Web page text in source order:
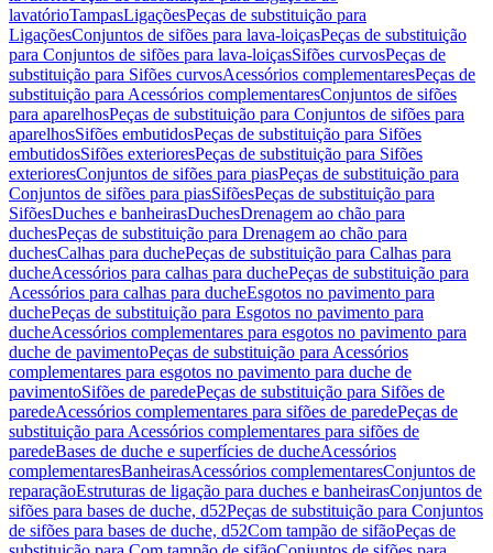
lavatórioTampasLigaçõesPeças de substituição para
LigaçõesConjuntos de sifões para lava-loiçasPeças de substituição
para Conjuntos de sifões para lava-loiçasSifões curvosPeças de
substituição para Sifões curvosAcessórios complementaresPeças de
substituição para Acessórios complementaresConjuntos de sifões
para aparelhosPeças de substituição para Conjuntos de sifões para
aparelhosSifões embutidosPeças de substituição para Sifões
embutidosSifões exterioresPeças de substituição para Sifões
exterioresConjuntos de sifões para piasPeças de substituição para
Conjuntos de sifões para piasSifõesPeças de substituição para
SifõesDuches e banheirasDuchesDrenagem ao chão para
duchesPeças de substituição para Drenagem ao chão para
duchesCalhas para duchePeças de substituição para Calhas para
ducheAcessórios para calhas para duchePeças de substituição para
Acessórios para calhas para ducheEsgotos no pavimento para
duchePeças de substituição para Esgotos no pavimento para
ducheAcessórios complementares para esgotos no pavimento para
duche de pavimentoPeças de substituição para Acessórios
complementares para esgotos no pavimento para duche de
pavimentoSifões de paredePeças de substituição para Sifões de
paredeAcessórios complementares para sifões de paredePeças de
substituição para Acessórios complementares para sifões de
paredeBases de duche e superfícies de ducheAcessórios
complementaresBanheirasAcessórios complementaresConjuntos de
reparaçãoEstruturas de ligação para duches e banheirasConjuntos de
sifões para bases de duche, d52Peças de substituição para Conjuntos
de sifões para bases de duche, d52Com tampão de sifãoPeças de